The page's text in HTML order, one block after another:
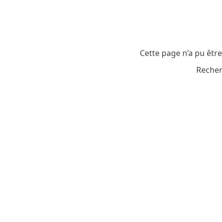
Cette page n’a pu